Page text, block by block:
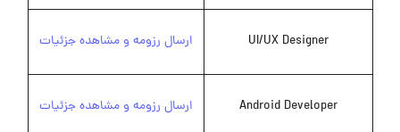
UI/UX Designer ارسال رزومه و مشاهده جزئیات
Android Developer ارسال رزومه و مشاهده جزئیات